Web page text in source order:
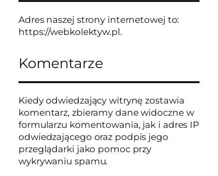
Adres naszej strony internetowej to:
https://webkolektyw.pl.
Komentarze
Kiedy odwiedzający witrynę zostawia
komentarz, zbieramy dane widoczne w
formularzu komentowania, jak i adres IP
odwiedzającego oraz podpis jego
przeglądarki jako pomoc przy
wykrywaniu spamu.